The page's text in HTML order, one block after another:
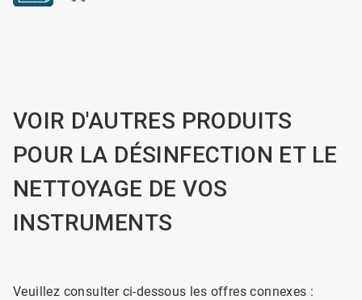
VOIR D'AUTRES PRODUITS
POUR LA DÉSINFECTION ET LE
NETTOYAGE DE VOS
INSTRUMENTS
Veuillez consulter ci-dessous les offres connexes :